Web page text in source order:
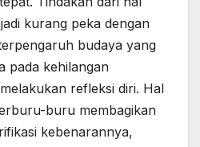
kurang peka dengan
budaya yang
pada kehilangan
refleksi diri. Hal
buru membagikan
kebenarannya,